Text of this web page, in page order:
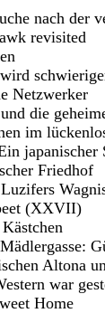
nach der
revisited
Netzwerker
die
im
japanischer
Friedhof
(XXVII)
Altona
war
Home